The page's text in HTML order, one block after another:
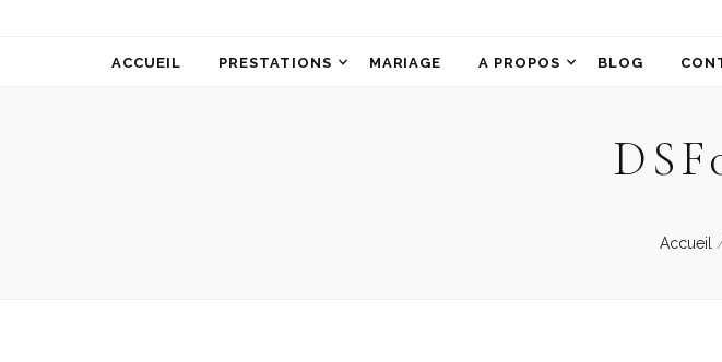
ACCUEIL PRESTATIONS MARIAGE A PROPOS BLOG
Accueil